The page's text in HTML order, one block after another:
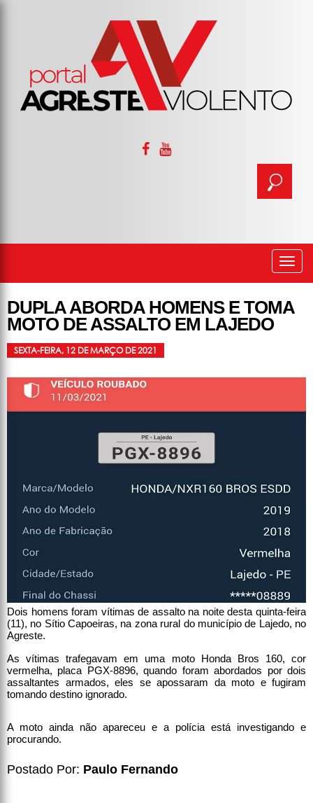
DUPLA ABORDA HOMENS E TOMA
MOTO DE ASSALTO EM LAJEDO
SEXTA-FEIRA, 12 DE MARÇO DE 2021
Dois homens foram vítimas de assalto na noite desta quinta-feira
(11), no Sítio Capoeiras, na zona rural do município de Lajedo, no
Agreste.
As vítimas trafegavam em uma moto Honda Bros 160, cor
vermelha, placa PGX-8896, quando foram abordados por dois
assaltantes armados, eles se apossaram da moto e fugiram
tomando destino ignorado.
A moto ainda não apareceu e a polícia está investigando e
procurando.
Postado Por: Paulo Fernando